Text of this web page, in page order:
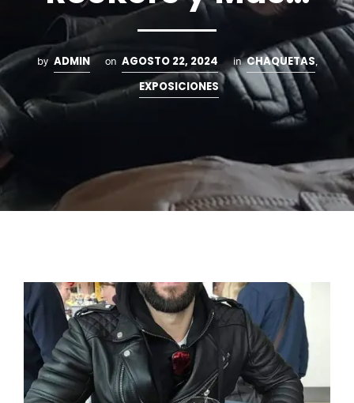
by ADMIN on AGOSTO 22, 2024 in CHAQUETAS,
EXPOSICIONES